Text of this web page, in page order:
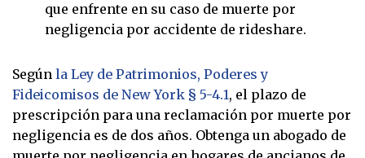
que enfrente en su caso de muerte por
negligencia por accidente de rideshare.
Según la Ley de Patrimonios, Poderes y
Fideicomisos de New York § 5-4.1, el plazo de
prescripción para una reclamación por muerte por
negligencia es de dos años. Obtenga un abogado de